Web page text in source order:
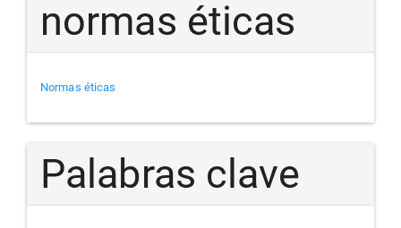
normas éticas
Normas éticas
Palabras clave